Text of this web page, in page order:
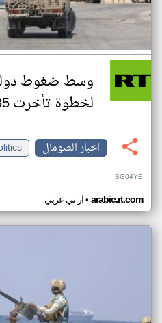
وسط ضغوط
لخطوة تأخرت 35 عاما
اخبار الصومال
BG04YE
ار تي عربي• arabic.rt.com